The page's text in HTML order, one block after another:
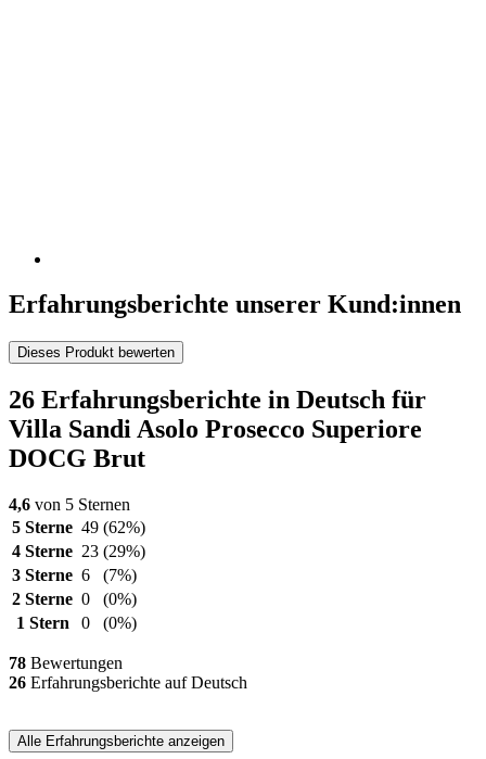
Erfahrungsberichte unserer Kund:innen
Dieses Produkt bewerten
26 Erfahrungsberichte in Deutsch für
Villa Sandi Asolo Prosecco Superiore
DOCG Brut
4,6 von 5 Sternen
5 Sterne 49 (62%)
4 Sterne 23 (29%)
3 Sterne 6
(7%)
2 Sterne 0
(0%)
1 Stern
0 (0%)
78 Bewertungen
26 Erfahrungsberichte auf Deutsch
Alle Erfahrungsberichte anzeigen